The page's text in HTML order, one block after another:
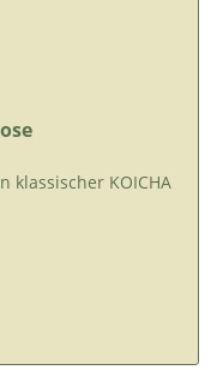
klassischer KOICHA